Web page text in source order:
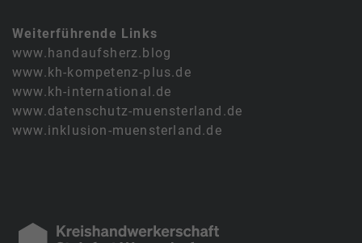
Weiterführende Links
www.handaufsherz.blog
www.kh-kompetenz-plus.de
www.kh-international.de
www.datenschutz-muensterland.de
www.inklusion-muensterland.de